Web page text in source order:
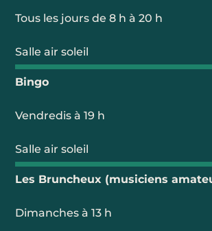
Tous les jours de 8 h à 20 h
Salle air soleil
Bingo
Vendredis à 19 h
Salle air soleil
Les Bruncheux (musiciens
Dimanches à 13 h